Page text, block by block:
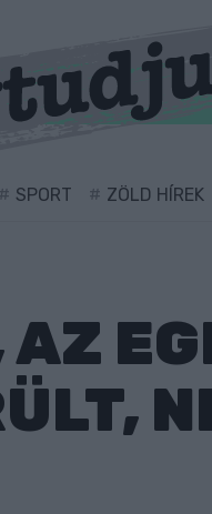
SPORT ZÖLD HÍREK